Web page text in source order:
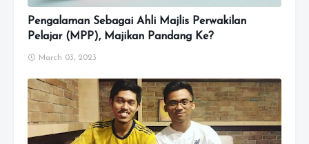
Pengalaman Sebagai Ahli Majlis Perwakilan
Pelajar (MPP), Majikan Pandang Ke?
March 03, 2023